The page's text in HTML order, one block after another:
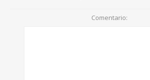
Comentario: